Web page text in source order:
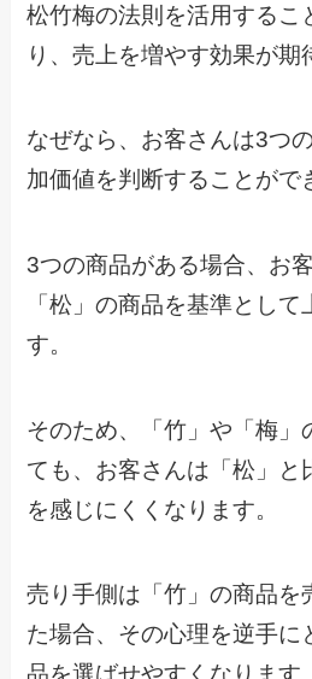
松竹梅の法則を活用するこ
り、売上を増やす効果が期
なぜなら、お客さんは3つ
加価値を判断することがで
3つの商品がある場合、お
「松」の商品を基準とし
す。
そのため、「竹」や「梅」
ても、お客さんは「松」と
を感じにくくなります。
売り手側は「竹」の商品を
た場合、その心理を逆手に
品を選ばせやすくなります。